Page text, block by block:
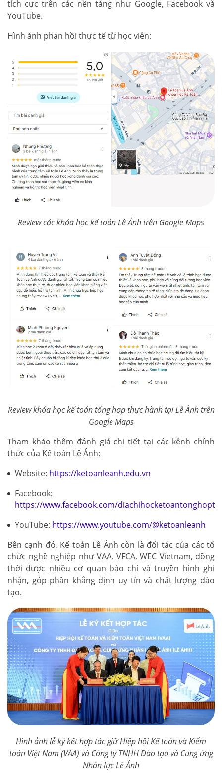
tích cực trên các nền tảng như Google, Facebook và
YouTube.
Hình ảnh phản hồi thực tế từ học viên:
Review các khóa học kế toán Lê Ánh trên Google Maps
Review khóa học kế toán tổng hợp thực hành tại Lê Ánh trên
Google Maps
Tham khảo thêm đánh giá chi tiết tại các kênh chính
thức của Kế toán Lê Ánh:
Website: https://ketoanleanh.edu.vn
Facebook:
https://www.facebook.com/
YouTube: https://www.youtube.com/@ketoanleanh
Bên cạnh đó, Kế toán Lê Ánh còn là đối tác của các tổ
chức nghề nghiệp như VAA, VFCA, WEC Vietnam, đồng
thời được nhiều cơ quan báo chí và truyền hình ghi
nhận, góp phần khẳng định uy tín và chất lượng đào
tạo.
Hình ảnh lễ ký kết hợp tác giữ Hiệp hội Kế toán và Kiểm
toán Việt Nam (VAA) và Công ty TNHH Đào tạo và Cung ứng
Nhân lực Lê Ánh